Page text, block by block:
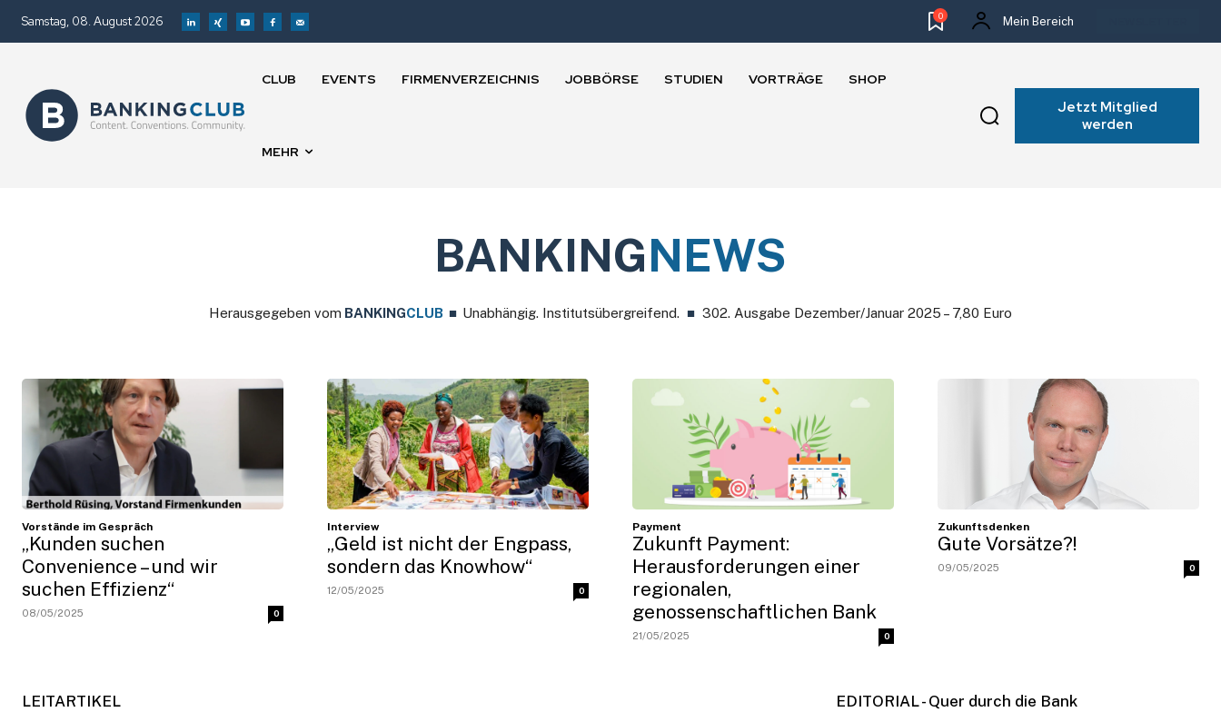
Samstag, 08. August 2026 0 Mein Bereich
CLUB EVENTS FIRMENVERZEICHNIS JOBBÖRSE STUDIEN VORTRÄGE SHOP
MEHR
Jetzt Mitglied
werden
BANKINGNEWS
Herausgegeben vom BANKINGCLUB ■ Unabhängig. Institutsübergreifend. ■ 302. Ausgabe Dezember/Januar 2025 – 7,80 Euro
Vorstände im Gespräch
„Kunden suchen
Convenience – und wir
suchen Effizienz“
08/05/2025 0
Interview
„Geld ist nicht der Engpass,
sondern das Knowhow“
12/05/2025 0
Payment
Zukunft Payment:
Herausforderungen einer
regionalen,
genossenschaftlichen Bank
21/05/2025 0
Zukunftsdenken
Gute Vorsätze?!
09/05/2025 0
LEITARTIKEL EDITORIAL - Quer durch die Bank